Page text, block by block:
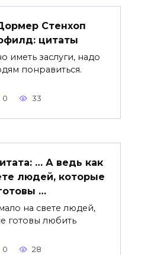
Стенхоп
цитаты
иметь заслуги, надо
понравиться.
0 33
… А ведь как
людей, которые
…
на свете людей,
готовы любить
0 28